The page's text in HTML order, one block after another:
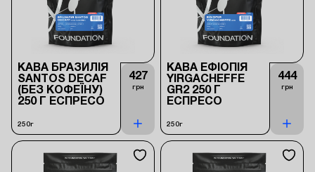
КАВА БРАЗИЛІЯ
SANTOS DECAF
(БЕЗ КОФЕЇНУ)
250 Г ЕСПРЕСО
250г
427
грн
КАВА ЕФІОПІЯ
YIRGACHEFFE
GR2 250 Г
ЕСПРЕСО
250г
444
грн